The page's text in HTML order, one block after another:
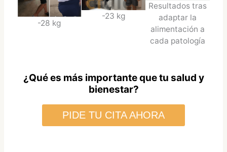
-28 kg
-23 kg
Resultados tras
adaptar la
alimentación a
cada patología
¿Qué es más importante que tu salud y
bienestar?
PIDE TU CITA AHORA